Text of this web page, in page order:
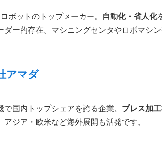
ボットのトップメーカー。 自動化・省人化
ダー的存在。マシニングセンタやロボマシ
アマダ
で国内トップシェアを誇る企業。 プレス加
アジア・欧米など海外展開も活発です。